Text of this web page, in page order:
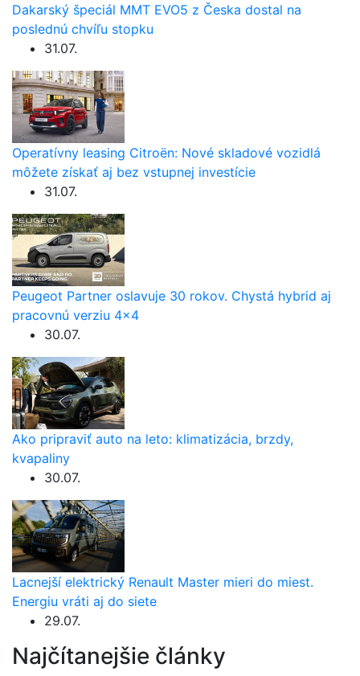
Dakarský špeciál MMT EVO5 z Česka dostal na
poslednú chvíľu stopku
31.07.
Operatívny leasing Citroën: Nové skladové vozidlá
môžete získať aj bez vstupnej investície
31.07.
Peugeot Partner oslavuje 30 rokov. Chystá hybrid aj
pracovnú verziu 4×4
30.07.
Ako pripraviť auto na leto: klimatizácia, brzdy,
kvapaliny
30.07.
Lacnejší elektrický Renault Master mieri do miest.
Energiu vráti aj do siete
29.07.
Najčítanejšie články